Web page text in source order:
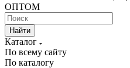
ОПТОМ
Найти
Каталог
По всему сайту
По каталогу